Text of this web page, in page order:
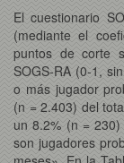
El cuestionario
(mediante el
puntos de corte
SOGS-RA (0-1,
o más jugador
(n = 2.403) del
un 8.2% (n =
son jugadores